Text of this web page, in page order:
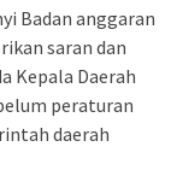
Badan anggaran
saran dan
Kepala Daerah
peraturan
daerah